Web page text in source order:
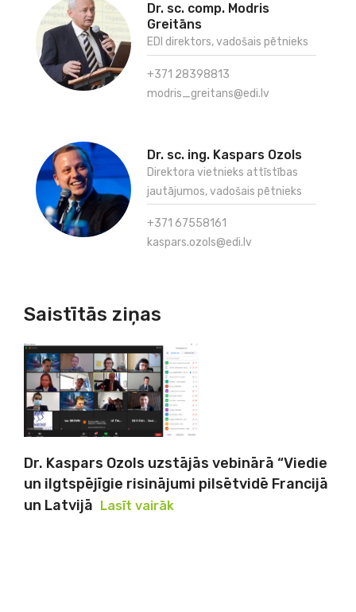
Dr. sc. comp. Modris
Greitāns
EDI direktors, vadošais pētnieks
+371 28398813
modris_greitans@edi.lv
Dr. sc. ing. Kaspars Ozols
Direktora vietnieks attīstības
jautājumos, vadošais pētnieks
+371 67558161
kaspars.ozols@edi.lv
Saistītās ziņas
Dr. Kaspars Ozols uzstājās vebinārā “Viedie
un ilgtspējīgie risinājumi pilsētvidē Francijā
un Latvijā Lasīt vairāk